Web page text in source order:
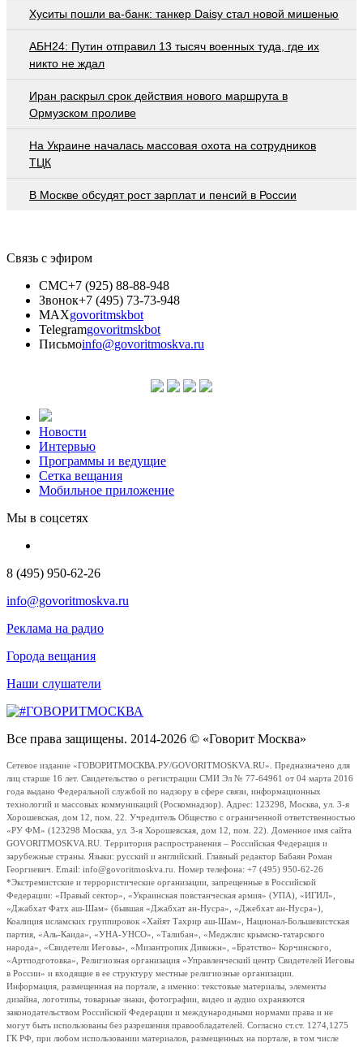
Хуситы пошли ва-банк: танкер Daisy стал новой мишенью
АБН24: Путин отправил 13 тысяч военных туда, где их
никто не ждал
Иран раскрыл срок действия нового маршрута в
Ормузском проливе
На Украине началась массовая охота на сотрудников
ТЦК
В Москве обсудят рост зарплат и пенсий в России
Связь с эфиром
СМС+7 (925) 88-88-948
Звонок+7 (495) 73-73-948
MAXgovoritmskbot
Telegramgovoritmskbot
Письмоinfo@govoritmoskva.ru
Новости
Интервью
Программы и ведущие
Сетка вещания
Мобильное приложение
Мы в соцсетях
8 (495) 950-62-26
info@govoritmoskva.ru
Реклама на радио
Города вещания
Наши слушатели
Все права защищены. 2014-2026 © «Говорит Москва»
Сетевое издание «ГОВОРИТМОСКВА.РУ/GOVORITMOSKVA.RU». Предназначено для
лиц старше 16 лет. Свидетельство о регистрации СМИ Эл № 77-64961 от 04 марта 2016
года выдано Федеральной службой по надзору в сфере связи, информационных
технологий и массовых коммуникаций (Роскомнадзор). Адрес: 123298, Москва, ул. 3-я
Хорошевская, дом 12, пом. 22. Учредитель Общество с ограниченной ответственностью
«РУ ФМ» (123298 Москва, ул. 3-я Хорошевская, дом 12, пом. 22). Доменное имя сайта
GOVORITMOSKVA.RU. Территория распространения – Российская Федерация и
зарубежные страны. Языки: русский и английский. Главный редактор Бабаян Роман
Георгиевич. Email: info@govoritmoskva.ru. Номер телефона: +7 (495) 950-62-26
*Экстремистские и террористические организации, запрещенные в Российской
Федерации: «Правый сектор», «Украинская повстанческая армия» (УПА), «ИГИЛ»,
«Джабхат Фатх аш-Шам» (бывшая «Джабхат ан-Нусра», «Джебхат ан-Нусра»),
Коалиция исламских группировок «Хайят Тахрир аш-Шам», Национал-Большевистская
партия, «Аль-Каида», «УНА-УНСО», «Талибан», «Меджлис крымско-татарского
народа», «Свидетели Иеговы», «Мизантропик Дивижн», «Братство» Корчинского,
«Артподготовка», Религиозная организация «Управленческий центр Свидетелей Иеговы
в России» и входящие в ее структуру местные религиозные организации.
Информация, размещенная на портале, а именно: текстовые материалы, элементы
дизайна, логотипы, товарные знаки, фотографии, видео и аудио охраняются
законодательством Российской Федерации и международными нормами права и не
могут быть использованы без разрешения правообладателей. Согласно ст.ст. 1274,1275
ГК РФ, при любом использовании материалов, размещенных на портале, в том числе